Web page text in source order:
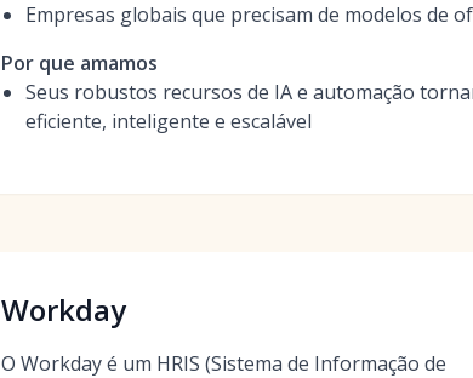
Empresas globais que precisam de modelos de
Por que amamos
Seus robustos recursos de IA e automação
eficiente, inteligente e escalável
Workday
O Workday é um HRIS (Sistema de Informação de